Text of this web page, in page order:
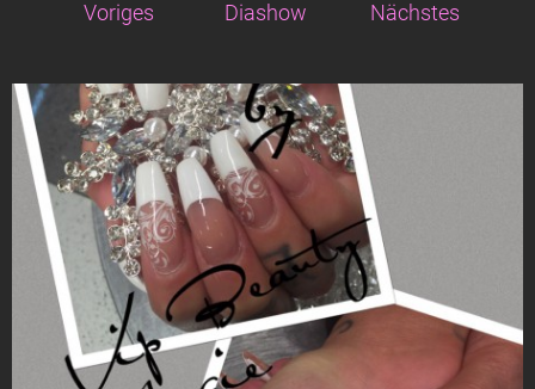
Voriges Diashow Nächstes